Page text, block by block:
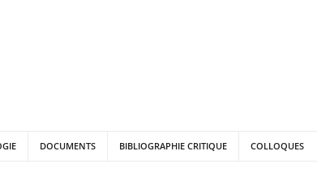
DOCUMENTS BIBLIOGRAPHIE CRITIQUE COLLOQUES